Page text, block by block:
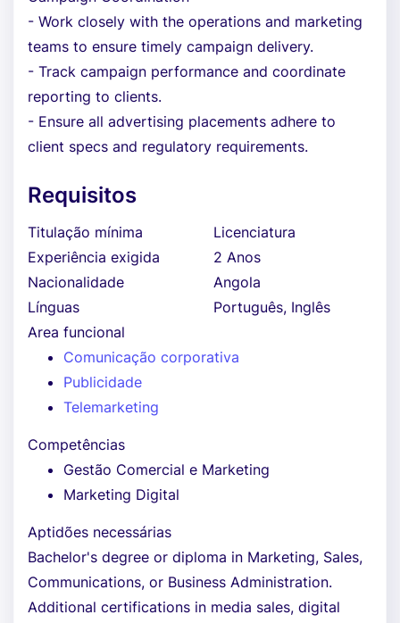
- Work closely with the operations and marketing
teams to ensure timely campaign delivery.
- Track campaign performance and coordinate
reporting to clients.
- Ensure all advertising placements adhere to
client specs and regulatory requirements.
Requisitos
Titulação mínima
Licenciatura
Experiência exigida
2 Anos
Nacionalidade
Angola
Línguas
Português, Inglês
Area funcional
Comunicação corporativa
Publicidade
Telemarketing
Competências
Gestão Comercial e Marketing
Marketing Digital
Aptidões necessárias
Bachelor's degree or diploma in Marketing, Sales,
Communications, or Business Administration.
Additional certifications in media sales, digital